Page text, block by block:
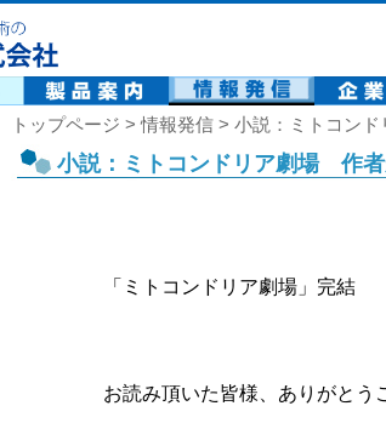
トップページ > 情報発信 > 小説：ミトコン
小説：ミトコンドリア劇場 作
「ミトコンドリア劇場」完結
お読み頂いた皆様、ありがとう